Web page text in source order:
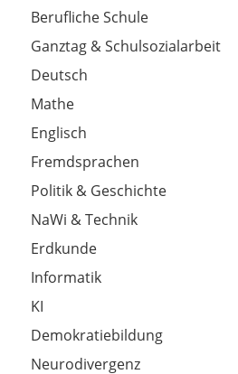
Berufliche Schule
Ganztag & Schulsozialarbeit
Deutsch
Mathe
Englisch
Fremdsprachen
Politik & Geschichte
NaWi & Technik
Erdkunde
Informatik
KI
Demokratiebildung
Neurodivergenz